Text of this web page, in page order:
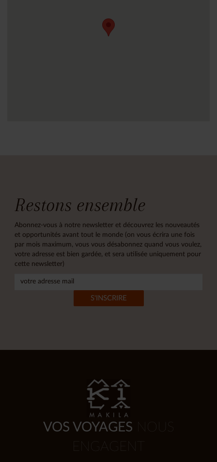
Restons ensemble
Abonnez-vous à notre newsletter et découvrez les nouveautés
et opportunités avant tout le monde (on vous écrira une fois
par mois maximum, vous vous désabonnez quand vous voulez,
votre adresse est bien gardée, et sera utilisée uniquement pour
cette newsletter)
VOS VOYAGES NOUS
ENGAGENT